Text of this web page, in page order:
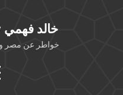
Khaled Fahmy خالد فهمي
خواطر عن مصر